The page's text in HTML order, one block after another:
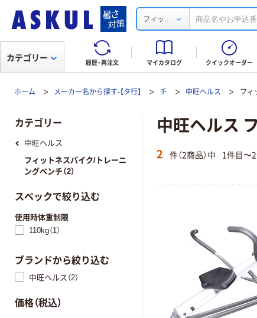
フィッ ...
履歴・再注文 マイカタログ クイックオーダー
カテゴリー
ホーム メーカー名から探す-【タ行】 チ 中旺ヘルス フィ
中旺ヘルス
2 件（2商品）中 1件目〜
カテゴリー
中旺ヘルス
フィットネスバイク/トレーニ
ングベンチ（2）
スペックで絞り込む
使用時体重制限
110kg（1）
ブランドから絞り込む
中旺ヘルス（2）
価格（税込）